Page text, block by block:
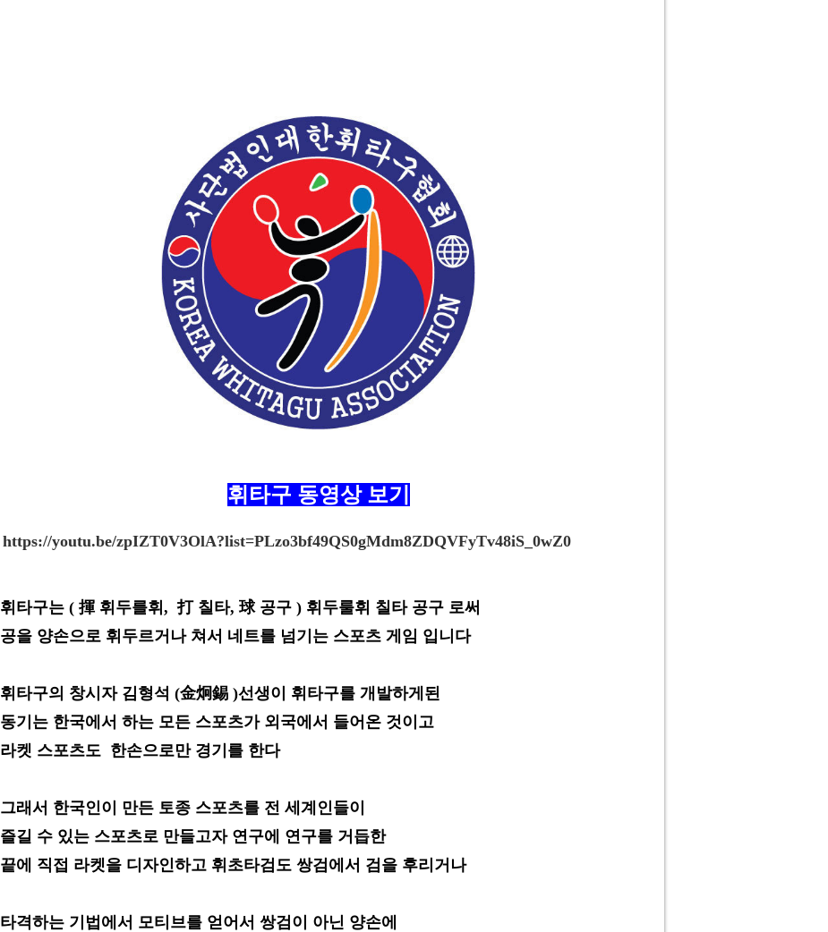
휘타구 동영상 보기
https://youtu.be/zpIZT0V3OlA?list=PLzo3bf49QS0gMdm8ZDQVFyTv48iS_0wZ0
휘타구는 ( 揮 휘두를휘, 打 칠타, 球 공구 ) 휘두룰휘 칠타 공구 로써
공을 양손으로 휘두르거나 쳐서 네트를 넘기는 스포츠 게임 입니다
휘타구의 창시자 김형석 (金炯錫 )선생이 휘타구를 개발하게된
동기는 한국에서 하는 모든 스포츠가 외국에서 들어온 것이고
라켓 스포츠도 한손으로만 경기를 한다
그래서 한국인이 만든 토종 스포츠를 전 세계인들이
즐길 수 있는 스포츠로 만들고자 연구에 연구를 거듭한
끝에 직접 라켓을 디자인하고 휘초타검도 쌍검에서 검을 후리거나
타격하는 기법에서 모티브를 얻어서 쌍검이 아닌 양손에